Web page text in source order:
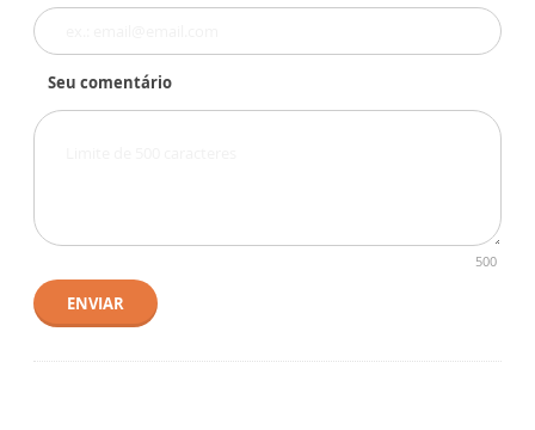
Seu comentário
500
ENVIAR